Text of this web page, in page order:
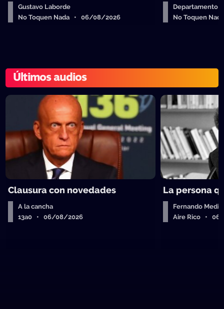
Gustavo Laborde
No Toquen Nada • 06/08/2026
Departamento
No Toquen
Últimos audios
Clausura con novedades
A la cancha
13a0 • 06/08/2026
La persona
Fernando
Aire Rico •